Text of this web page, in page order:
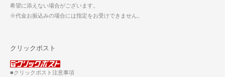
希望に添えない場合がございます。
※代金お振込みの場合には指定をお受けできません。
クリックポスト
■クリックポスト注意事項